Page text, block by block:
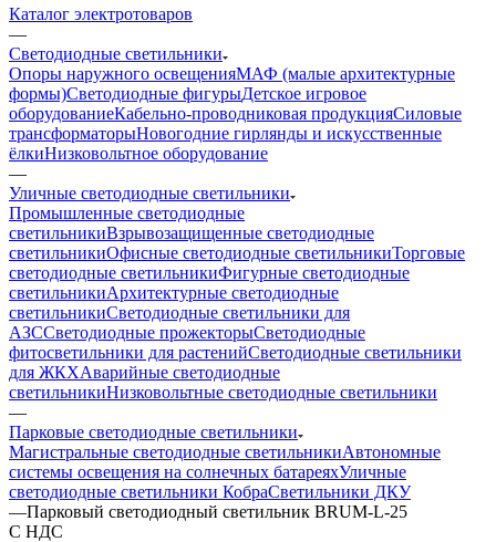
Каталог электротоваров
—
Светодиодные светильники
Опоры наружного освещенияМАФ (малые архитектурные
формы)Светодиодные фигурыДетское игровое
оборудованиеКабельно-проводниковая продукцияСиловые
трансформаторыНовогодние гирлянды и искусственные
ёлкиНизковольтное оборудование
—
Уличные светодиодные светильники
Промышленные светодиодные
светильникиВзрывозащищенные светодиодные
светильникиОфисные светодиодные светильникиТорговые
светодиодные светильникиФигурные светодиодные
светильникиАрхитектурные светодиодные
светильникиСветодиодные светильники для
АЗССветодиодные прожекторыСветодиодные
фитосветильники для растенийСветодиодные светильники
для ЖКХАварийные светодиодные
светильникиНизковольтные светодиодные светильники
—
Парковые светодиодные светильники
Магистральные светодиодные светильникиАвтономные
системы освещения на солнечных батареяхУличные
светодиодные светильники КобраСветильники ДКУ
—Парковый светодиодный светильник BRUM-L-25
С НДС